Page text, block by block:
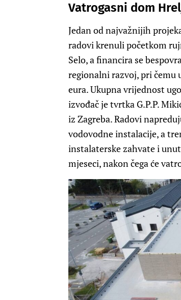
Vatrogasni dom
Jedan od najvažnijih
radovi krenuli početkom
Selo, a financira se
regionalni razvoj, pri čemu
eura. Ukupna vrijednost
izvođač je tvrtka G.P.P.
iz Zagreba. Radovi
vodovodne instalacije, a
instalaterske zahvate i
mjeseci, nakon čega će